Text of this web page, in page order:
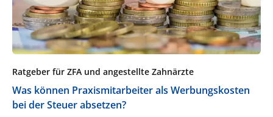
Ratgeber für ZFA und angestellte Zahnärzte
Was können Praxismitarbeiter als Werbungskosten
bei der Steuer absetzen?